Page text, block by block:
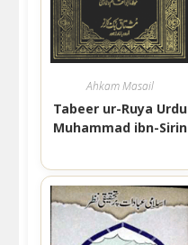
Ahkam Masail
Tabeer ur-Ruya Urdu
Muhammad ibn-Sirin